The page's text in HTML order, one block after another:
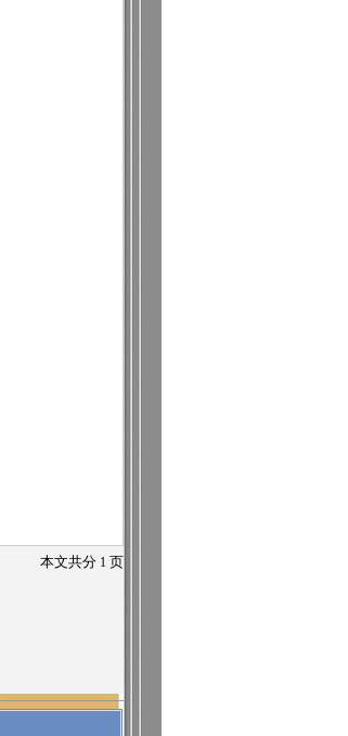
本文共分 1 页